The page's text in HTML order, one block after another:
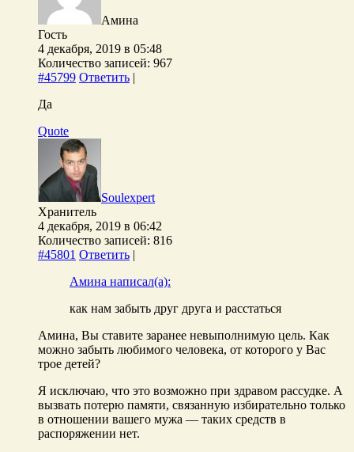
Амина
Гость
4 декабря, 2019 в 05:48
Количество записей: 967
#45799 Ответить |
Да
Quote
Soulexpert
Хранитель
4 декабря, 2019 в 06:42
Количество записей: 816
#45801 Ответить |
Амина написал(а):
как нам забыть друг друга и расстаться
Амина, Вы ставите заранее невыполнимую цель. Как
можно забыть любимого человека, от которого у Вас
трое детей?
Я исключаю, что это возможно при здравом рассудке. А
вызвать потерю памяти, связанную избирательно только
в отношении вашего мужа — таких средств в
распоряжении нет.